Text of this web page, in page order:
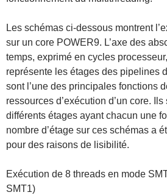
Les schémas ci-dessous montrent
sur un core POWER9. L’axe des
temps, exprimé en cycles
représente les étages des pipelines
sont l’une des principales fonctions
ressources d’exécution d’un core.
différents étages ayant chacun une
nombre d’étage sur ces schémas a
pour des raisons de lisibilité.
Exécution de 8 threads en mode
SMT1)